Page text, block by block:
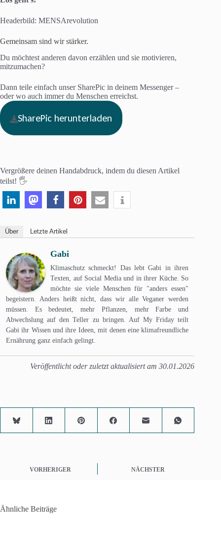
Headerbild: MENSArevolution
Gemeinsam sind wir stärker.
Du möchtest anderen davon erzählen und sie motivieren,
mitzumachen?
Dann teile einfach unser SharePic in deinem Messenger –
oder wo auch immer du Menschen erreichst.
SharePic herunterladen
Vergrößere deinen Handabdruck, indem du diesen Artikel
teilst! 🖐️
Über Letzte Artikel
Gabi
Klimaschutz schmeckt! Das lebt Gabi in ihren
Texten, auf Social Media und in ihrer Küche. So
möchte sie viele Menschen für "anders essen"
begeistern. Anders heißt nicht, dass wir alle Veganer werden
müssen. Es bedeutet, mehr Pflanzen, mehr Farbe und
Abwechslung auf den Teller zu bringen. Auf My Friday teilt
Gabi ihr Wissen und ihre Ideen, mit denen eine klimafreundliche
Ernährung ganz einfach gelingt.
Veröffentlicht oder zuletzt aktualisiert am 30.01.2026
VORHERIGER NÄCHSTER
Ähnliche Beiträge